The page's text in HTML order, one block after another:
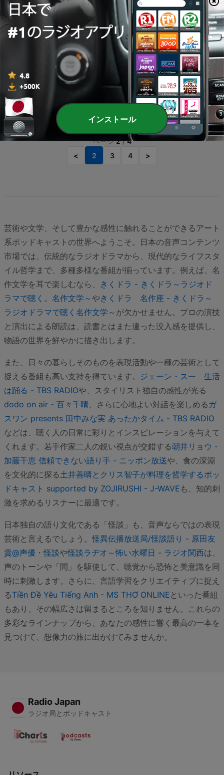
Caela (helped by Rory O'Reilly) - エピソード 10
音読、蝉の
Hamaoka - エピソード 144
24 5月 2026
野菜をMOTTO presents スープのじかん。
5日前
ページ2/4
<
2 3 4 >
芸術や文学、そして豊かな感性に触れることができるアート
系ポッドキャストの世界へようこそ。日本の音声コンテンツ
市場では、伝統的なラジオドラマから、現代的なライフスタ
イル哲学まで、多種多様な番組が揃っています。例えば、名
作文学を耳で楽しむなら、 きくドラ - きくドラ～ラジオド
ラマで聴く。名作文学～やきくドラ 名作座 - きくドラ～
ラジオドラマで聴く名作文学～ が欠かせません。プロの演技
と演出による朗読は、読書とはまた違った没入感を提供し、
物語の世界を鮮やかに描き出します。
また、日々の暮らしそのものを表現活動や一種の芸術として
捉える番組も高い支持を得ています。 ジェーン・スー 生活
は踊る - TBS RADIOや、スタイリスト独自の感性が光る
dodo on air - 百々千晴、さらに心地よい対話を楽しめる ガ
スワン presents 田中みな実 あったかタイム - TBS RADIO
などは、聴く人の日常に彩りとインスピレーションを与えて
くれます。若手作家二人の鋭い視点が交錯する朝井リョウ・
加藤千恵 信頼できない語り手 - ニッポン放送や、食の深淵
を文化的に探る土井善晴とクリス智子が料理を哲学するポッ
ドキャスト supported by ZOJIRUSHI - J-WAVE も、知的刺
激を求めるリスナーに最適です。
日本独自の語り文化である「怪談」も、音声ならではの表現
芸術と言えるでしょう。怪異伝播放送局/怪談語り - 原田友
貴@声優・怪談や怪談ラヂオ～怖い水曜日 - ラジオ関西は、
声のトーンや「間」を駆使して、聴覚から恐怖と美意識を同
時に刺激します。さらに、言語学習をクリエイティブに捉え
るTiền Đề Yêu Tiếng Anh - MS THƠ ONLINE といった番組
もあり、その幅広さは留まるところを知りません。これらの
多彩なラインナップから、あなたの感性に響く最高の一本を
見つけて、想像力の旅に出かけてみませんか。
Radio Japan
ラジオ局とポッドキャスト
インストール